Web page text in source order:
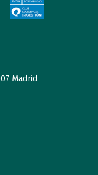
Madrid